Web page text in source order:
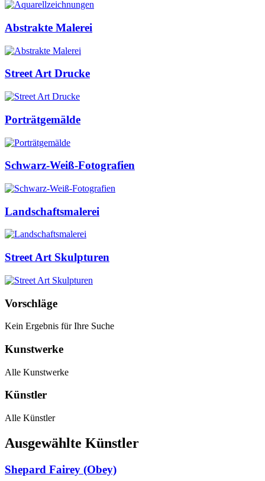
Abstrakte Malerei
Street Art Drucke
Porträtgemälde
Schwarz-Weiß-Fotografien
Landschaftsmalerei
Street Art Skulpturen
Vorschläge
Kein Ergebnis für Ihre Suche
Kunstwerke
Alle Kunstwerke
Künstler
Alle Künstler
Ausgewählte Künstler
Shepard Fairey (Obey)